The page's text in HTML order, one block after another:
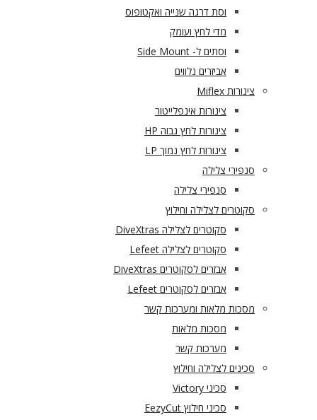
וסת דרגה שנייה ואקטופוס
מדי לחץ ועומק
וסתים ל- Side Mount
אביזרים נלווים
צינורות Miflex
צינורות אינפלייטור
צינורות לחץ גבוה HP
צינורות לחץ נמוך LP
סנפירי צלילה
סנפירי צלילה
סקוטרים לצלילה וחילוץ
סקוטרים לצלילה DiveXtras
סקוטרים לצלילה Lefeet
אבזרים לסקוטרים DiveXtras
אבזרים לסקוטרים Lefeet
מסכות מלאות ומערכות קשר
מסכות מלאות
מערכות קשר
סכינים לצלילה וחילוץ
סכיני Victory
סכיני חילוץ EezyCut